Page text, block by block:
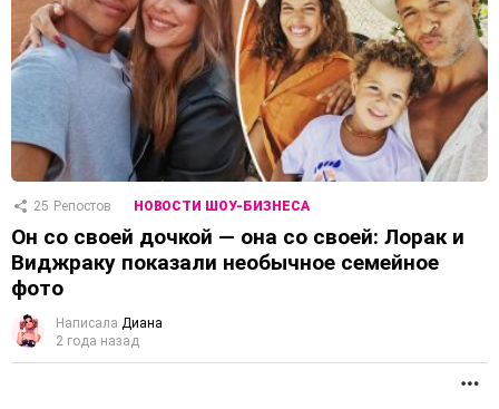
25 Репостов НОВОСТИ ШОУ-БИЗНЕСА
Он со своей дочкой — она со своей: Лорак и
Виджраку показали необычное семейное
фото
Написала Диана
2 года назад